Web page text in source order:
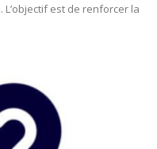
est de renforcer la